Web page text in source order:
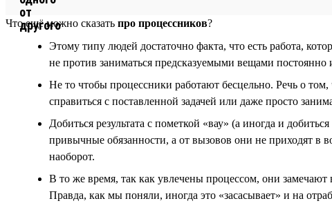
Что ещё можно сказать про процессников?
Этому типу людей достаточно факта, что есть работа,
не против заниматься предсказуемыми вещами
Не то чтобы процессники работают бесцельно. Речь о
справиться с поставленной задачей или даже просто
Добиться результата с пометкой «вау» (а иногда и
привычные обязанности, а от вызовов они не приходят в
наоборот.
В то же время, так как увлечены процессом, они
Правда, как мы поняли, иногда это «засасывает» и на